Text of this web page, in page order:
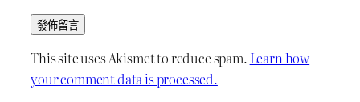
This site uses Akismet to reduce spam. Learn how
your comment data is processed.